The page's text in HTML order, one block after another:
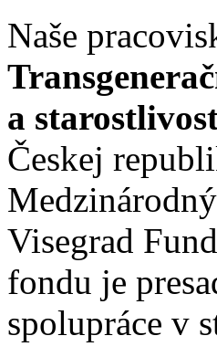
Naše
a
Českej
Visegrad
fondu je
spolupráce v